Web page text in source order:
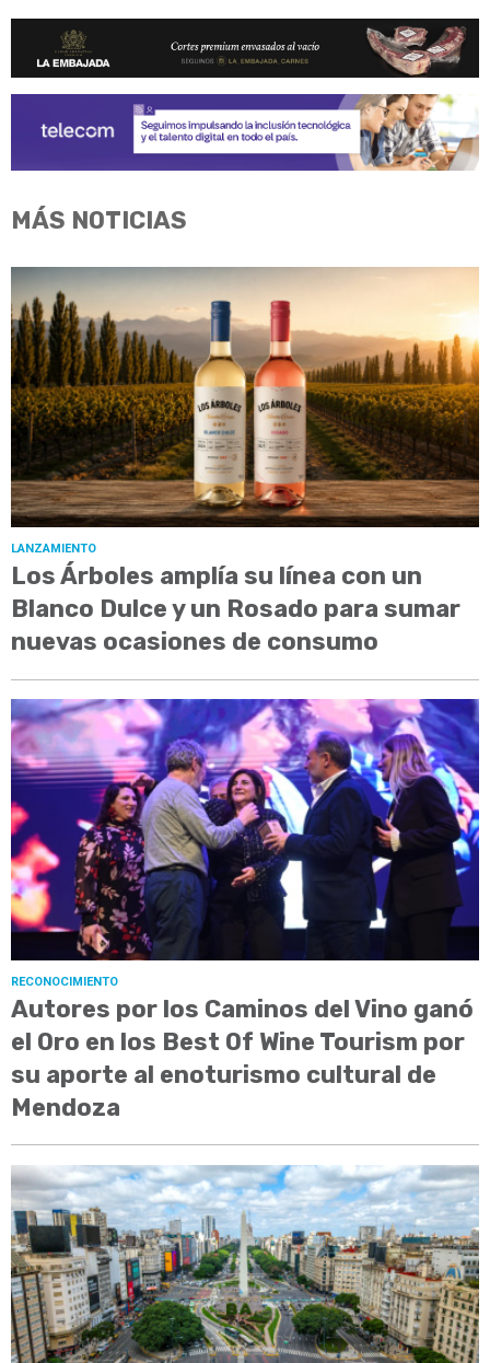
MÁS NOTICIAS
LANZAMIENTO
Los Árboles amplía su línea con un
Blanco Dulce y un Rosado para sumar
nuevas ocasiones de consumo
RECONOCIMIENTO
Autores por los Caminos del Vino ganó
el Oro en los Best Of Wine Tourism por
su aporte al enoturismo cultural de
Mendoza